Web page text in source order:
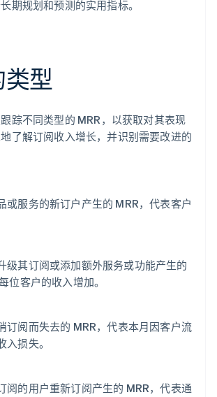
期规划和预测的实用指标。
类型
踪不同类型的 MRR，以获取对其表现
了解订阅收入增长，并识别需要改进的
或服务的新订户产生的 MRR，代表客户
级其订阅或添加额外服务或功能产生的
位客户的收入增加。
订阅而失去的 MRR，代表本月因客户流
入损失。
阅的用户重新订阅产生的 MRR，代表通